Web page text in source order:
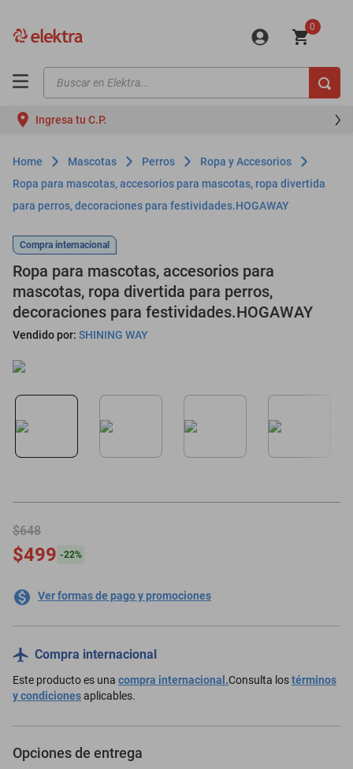
0
Buscar en Elektra...
Ingresa tu C.P.
Mascotas Perros
Ropa y Accesorios
Ropa para mascotas, accesorios para mascotas, ropa divertida
para perros, decoraciones para festividades.HOGAWAY
Compra internacional
Ropa para mascotas, accesorios para
mascotas, ropa divertida para perros,
decoraciones para festividades.HOGAWAY
Vendido por: SHINING WAY
$648
$499 -22%
Ver formas de pago y promociones
Compra internacional
Este producto es una compra internacional.Consulta lostérminos
y condicionesaplicables.
Opciones de entrega
motos
moto
celulares
iphones
refrigeradores
lavadoras
colchones
salas